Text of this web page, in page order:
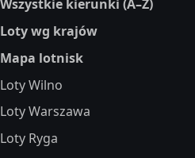
Wszystkie kierunki (A–Z)
Loty wg krajów
Mapa lotnisk
Loty Wilno
Loty Warszawa
Loty Ryga